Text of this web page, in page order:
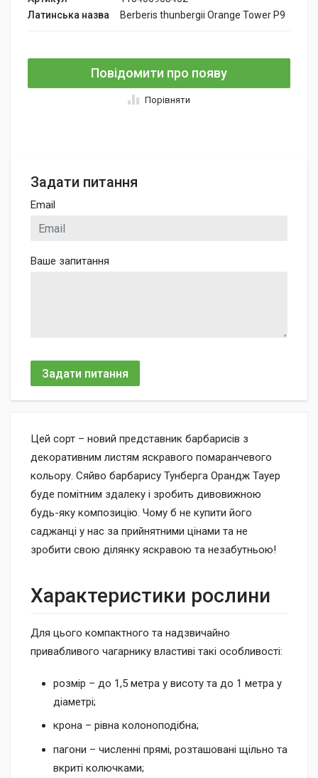
Латинська назва
Berberis thunbergii Orange Tower P9
Повідомити про появу
Порівняти
Задати питання
Email
Ваше запитання
Задати питання
Цей сорт – новий представник барбарисів з
декоративним листям яскравого помаранчевого
кольору. Сяйво барбарису Тунберга Орандж Тауер
буде помітним здалеку і зробить дивовижною
будь-яку композицію. Чому б не купити його
саджанці у нас за прийнятними цінами та не
зробити свою ділянку яскравою та незабутньою!
Характеристики рослини
Для цього компактного та надзвичайно
привабливого чагарнику властиві такі особливості:
розмір – до 1,5 метра у висоту та до 1 метра у
діаметрі;
крона – рівна колоноподібна;
пагони – численні прямі, розташовані щільно та
вкриті колючками;